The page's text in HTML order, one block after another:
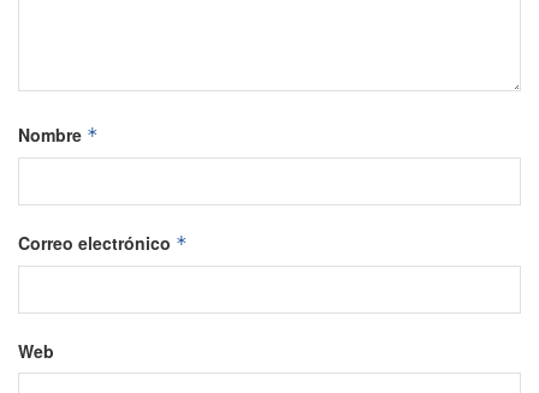
Nombre *
Correo electrónico *
Web